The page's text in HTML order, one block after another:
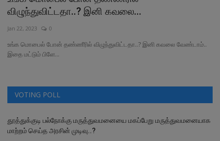
விழுந்துவிட்டதா..? இனி கவலை...
Jan 22, 2023 0
உங்க மொபைல் போன் தண்ணீரில் விழுந்துவிட்டதா..? இனி கவலை வேண்டாம்..
இதை மட்டும் பிளே...
VOTING POLL
தூத்துக்குடி பல்நோக்கு மருத்துவமனையை மகப்பேறு மருத்துவமனையாக
மாற்றம் செய்த அரசின் முடிவு..?